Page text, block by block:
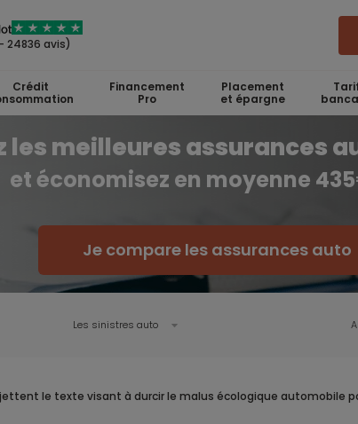
24836 avis)
Crédit
Financement
Pro
Placement
et épargne
les meilleures assurances
et économisez en moyenne
Je compare les assurances auto
Les sinistres auto
le texte visant à durcir le malus écologique automobile